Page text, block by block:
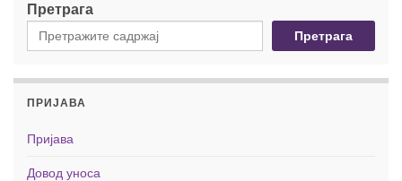
Претрага
Претрага
ПРИЈАВА
Пријава
Довод уноса